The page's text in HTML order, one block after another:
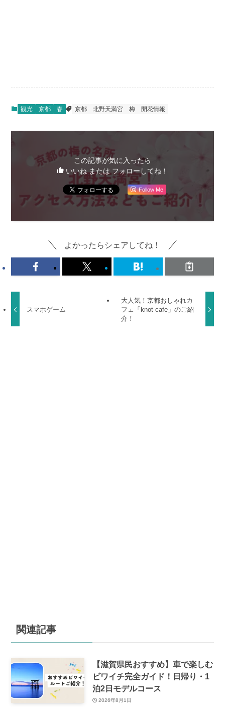
この記事が気に入ったら
いいね または フォローしてね！
よかったらシェアしてね！
【滋賀県民おすすめ】車で楽しむ
ビワイチ完全ガイド！日帰り・1